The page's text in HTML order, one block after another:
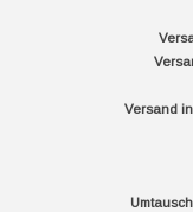
Versand